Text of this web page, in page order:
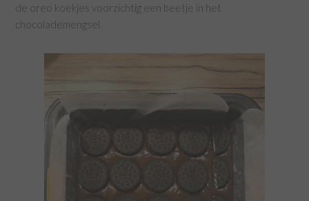
de oreo koekjes voorzichtig een beetje in het
chocolademengsel.